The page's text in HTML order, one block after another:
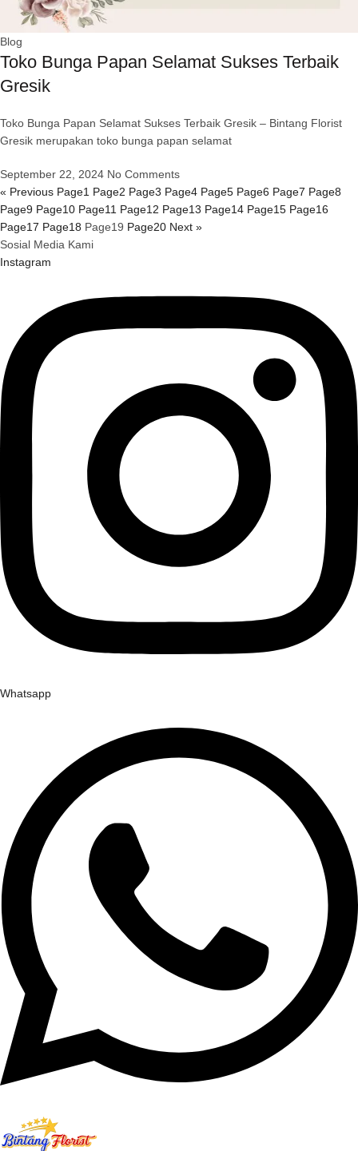
Blog
Toko Bunga Papan Selamat Sukses Terbaik
Gresik
Toko Bunga Papan Selamat Sukses Terbaik Gresik – Bintang Florist
Gresik merupakan toko bunga papan selamat
September 22, 2024 No Comments
« Previous Page1 Page2 Page3 Page4 Page5 Page6 Page7 Page8
Page9 Page10 Page11 Page12 Page13 Page14 Page15 Page16
Page17 Page18 Page19 Page20 Next »
Sosial Media Kami
Instagram
Whatsapp